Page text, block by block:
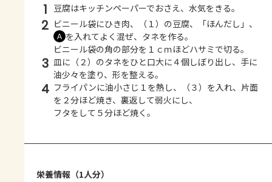
1 豆腐はキッチンペーパーでおさえ、水気をきる。
2 ビニール袋にひき肉、（１）の豆腐、「ほんだし」、
Ａ を入れてよく混ぜ、タネを作る。
ビニール袋の角の部分を１ｃｍほどハサミで切る。
3 皿に（２）のタネをひと口大に４個しぼり出し、手に
油少々を塗り、形を整える。
4 フライパンに油小さじ１を熱し、（３）を入れ、片面
を２分ほど焼き、裏返して弱火にし、
フタをして５分ほど焼く。
栄養情報（1人分）